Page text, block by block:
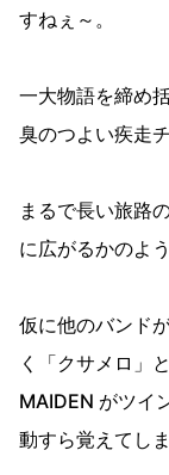
すねぇ～。
一大物語を締め
臭のつよい疾走
まるで長い旅路
に広がるかのよ
仮に他のバンド
く「クサメロ」
MAIDEN がツイ
動すら覚えてし